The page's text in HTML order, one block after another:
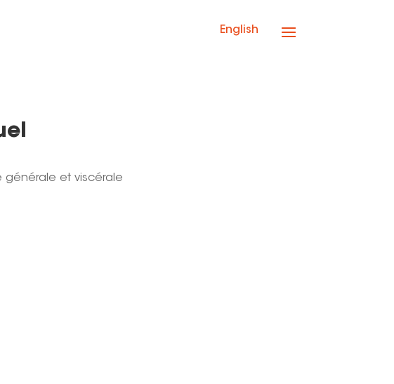
English
générale et viscérale